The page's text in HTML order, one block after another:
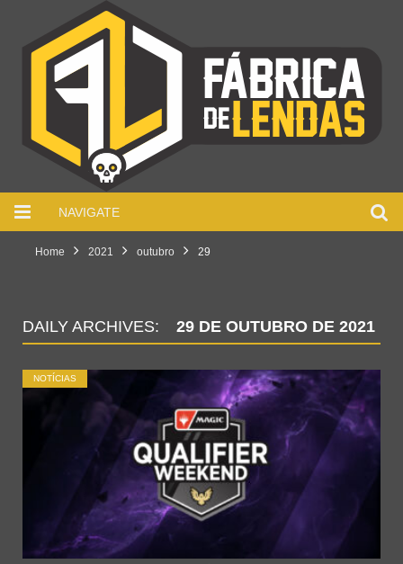
NAVIGATE
Home 2021 outubro 29
DAILY ARCHIVES: 29 DE OUTUBRO DE 2021
NOTÍCIAS